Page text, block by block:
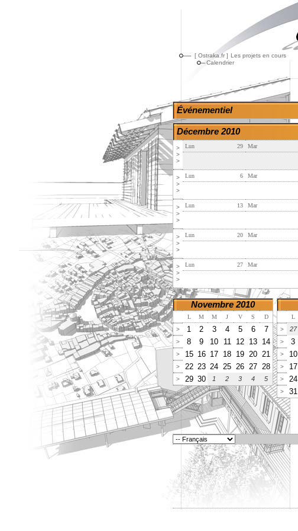
[ Ostraka.fr ] Les projets en cours
Calendrier
Événementiel
Décembre 2010
>
>
>
29
Lun Mar
>
>
>
6
Lun Mar
>
>
>
13
Lun Mar
>
>
>
20
Lun Mar
>
>
>
27
Lun Mar
Novembre 2010
L M M J V S
D
>
1 2 3 4 5 6 7
> 8 9 10 11 12 13 14
> 15 16 17 18 19 20 21
> 22 23 24 25 26 27 28
> 29 30 1 2 3 4 5
L
>
27
> 3
> 10
> 17
> 24
> 31